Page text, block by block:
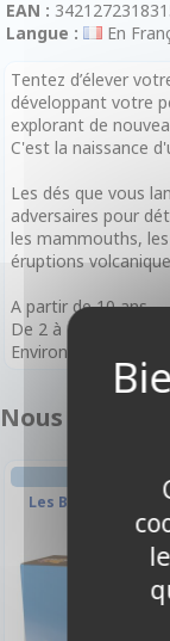
EAN :
Langue :
En
Tentez d’élever
développant votre
explorant de
C'est la naissance
Les dés que vous
adversaires pour
les mammouths,
éruptions
A partir de 10 ans
De 2 à 4 joueurs
Environ 30 minutes
Nous vous
Les Batisseurs